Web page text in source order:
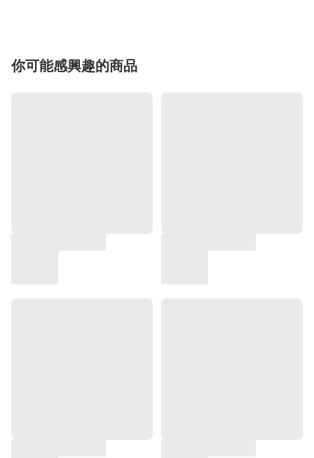
你可能感興趣的商品